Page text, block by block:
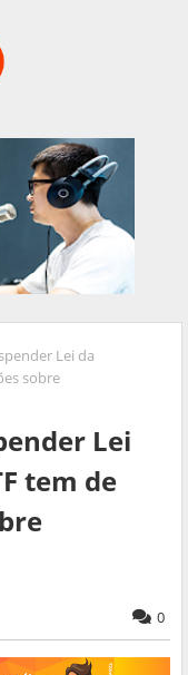
Lei da
sobre
Lei
tem de
0